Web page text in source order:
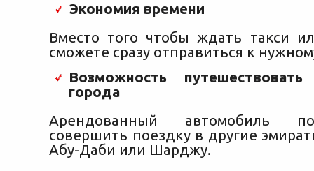
Экономия времени
Вместо того чтобы ждать такси
сможете сразу отправиться к
Возможность
города
Арендованный автомобиль
совершить поездку в другие
Абу-Даби или Шарджу.